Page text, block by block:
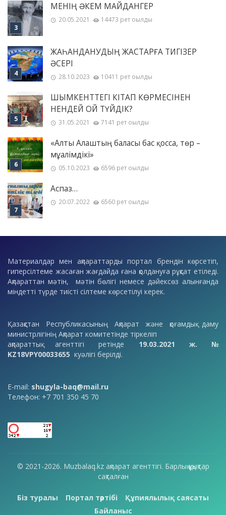
МЕНІҢ ƏКЕМ МАЙДАНГЕР
20.05.2021 14473 рет оқылды
ЖАҺАНДАНУДЫҢ ЖАСТАРҒА ТИГІЗЕР
ӘСЕРІ
28.10.2023 10411 рет оқылды
ШЫМКЕНТТЕГІ КІТАП КӨРМЕСІНЕН
НЕНДЕЙ ОЙ ТҮЙДІК?
31.05.2021 7141 рет оқылды
«Алты Алаштың баласы бас қосса, төр –
мұғалімдікі»
05.10.2023 6596 рет оқылды
Аспаз…
20.07.2022 6560 рет оқылды
Материалдар мен ақпараттарды портал брендін көрсетіп,
гиперсілтеме жасаған жағдайда ғана қолдануға рұқсат етіледі.
Ақпараттан мәтін, мәтін бөлігі немесе дәйексөз алынғанда
міндетті түрде тиісті сілтеме көрсетілуі керек.
Қазақстан Республикасының Ақпарат және қоғамдық даму
министрлігінің Ақпарат комитетінде тіркеліп
ақпараттық агенттігі ретінде 19.03.2021 ж. №
KZ18VPY00033655 куәлігі берілді.
E-mail: shugyla-baq@mail.ru
Телефон: +7 701 350 45 70
© 2021-2026. Muzbalaq.kz ақпарат агенттігі. Барлық құқықтар
сақталған
Біз туралы Портал тәртібі
Құпиялылық саясаты
Байланыс